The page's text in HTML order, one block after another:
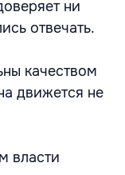
ни
отвечать.
качеством
движется не
власти